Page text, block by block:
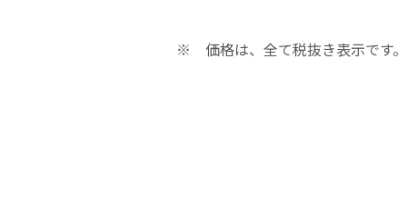
ト
ト
※ 価格は、全て税抜き表示です。